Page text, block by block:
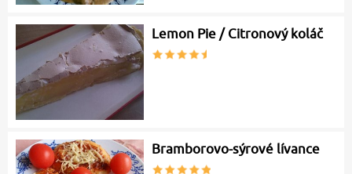
Lemon Pie / Citronový koláč
Bramborovo-sýrové lívance